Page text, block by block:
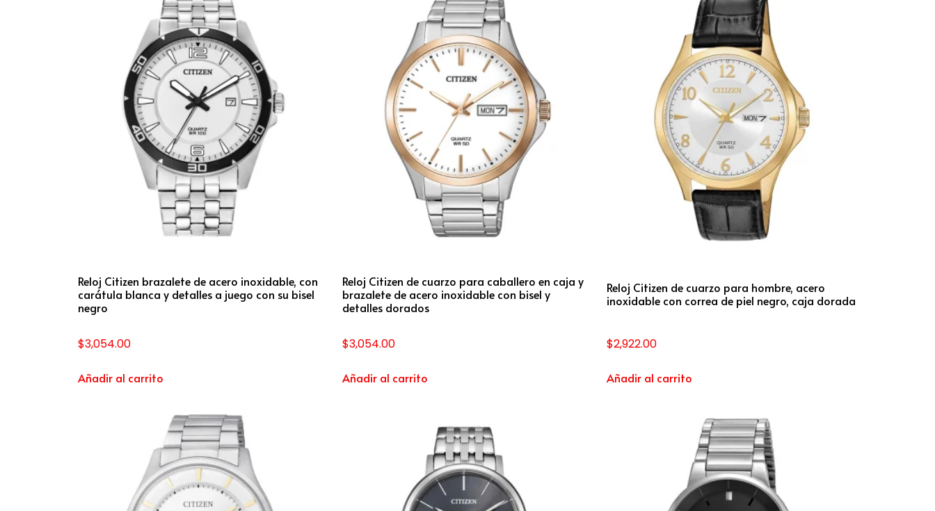
Reloj Citizen brazalete de acero inoxidable, con
carátula blanca y detalles a juego con su bisel
negro
$3,054.00
Añadir al carrito
Reloj Citizen de cuarzo para caballero en caja y
brazalete de acero inoxidable con bisel y
detalles dorados
$3,054.00
Añadir al carrito
Reloj Citizen de cuarzo para hombre, acero
inoxidable con correa de piel negro, caja dorada
$2,922.00
Añadir al carrito